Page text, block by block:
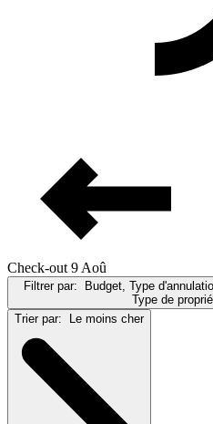
Check-out 9 Aoû
Filtrer par:
Budget, Type
Type de
Trier par:
Le moins cher